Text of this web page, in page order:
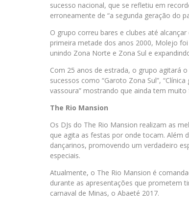
sucesso nacional, que se refletiu em
erroneamente de “a segunda geração do
O grupo correu bares e clubes até
primeira metade dos anos 2000, Molejo
unindo Zona Norte e Zona Sul e
Com 25 anos de estrada, o grupo agitará
sucessos como “Garoto Zona Sul”,
vassoura” mostrando que ainda tem
The Rio Mansion
Os DJs do The Rio Mansion realizam as
que agita as festas por onde tocam. Além
dançarinos, promovendo um verdadeiro
especiais.
Atualmente, o The Rio Mansion é
durante as apresentações que prometem
carnaval de Minas, o Abaeté 2017.